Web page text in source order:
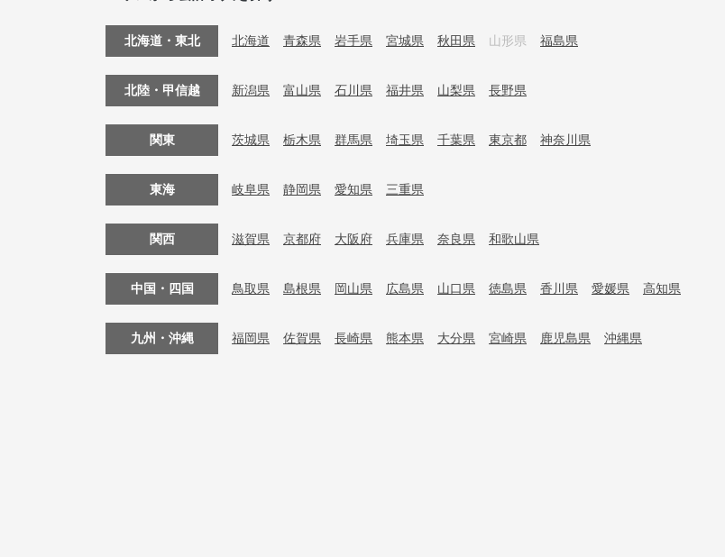
北海道・東北 北海道 青森県 岩手県 宮城県 秋田県 山形県 福島県
北陸・甲信越 新潟県 富山県 石川県 福井県 山梨県 長野県
関東 茨城県 栃木県 群馬県 埼玉県 千葉県 東京都 神奈川県
東海 岐阜県 静岡県 愛知県 三重県
関西 滋賀県 京都府 大阪府 兵庫県 奈良県 和歌山県
中国・四国 鳥取県 島根県 岡山県 広島県 山口県 徳島県 香川県 愛媛県 高知県
九州・沖縄 福岡県 佐賀県 長崎県 熊本県 大分県 宮崎県 鹿児島県 沖縄県